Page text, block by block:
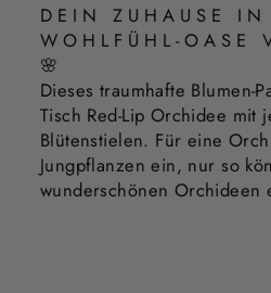
DEIN ZUHAUSE IN
WOHLFÜHL-OASE
🌸
Dieses traumhafte Blumen-
Tisch Red-Lip Orchidee mit
Blütenstielen. Für eine
Jungpflanzen ein, nur so
wunderschönen Orchideen